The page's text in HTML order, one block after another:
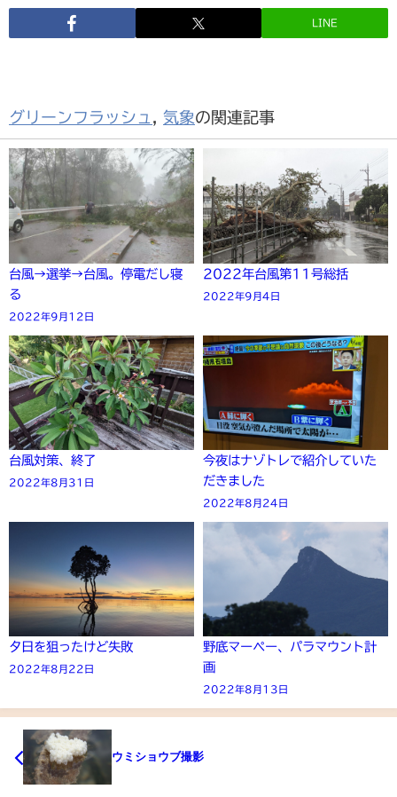
LINE
グリーンフラッシュ , 気象の関連記事
台風→選挙→台風。停電だし寝
る
2022年9月12日
2022年台風第11号総括
2022年9月4日
台風対策、終了
2022年8月31日
今夜はナゾトレで紹介していた
だきました
2022年8月24日
夕日を狙ったけど失敗
2022年8月22日
野底マーペー、パラマウント計
画
2022年8月13日
ウミショウブ撮影